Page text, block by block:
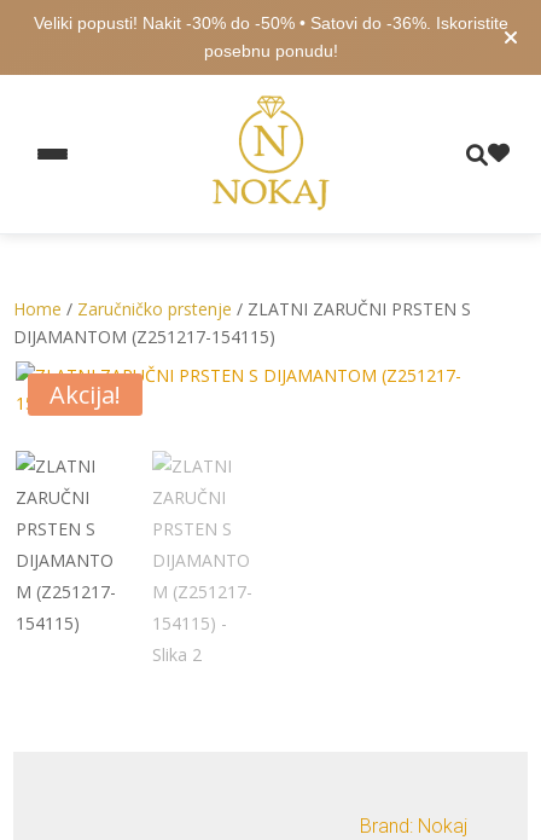
Veliki popusti! Nakit -30% do -50% • Satovi do -36%. Iskoristite
posebnu ponudu!
Home / Zaručničko prstenje / ZLATNI ZARUČNI PRSTEN S
DIJAMANTOM (Z251217-154115)
Akcija!
Brand: Nokaj